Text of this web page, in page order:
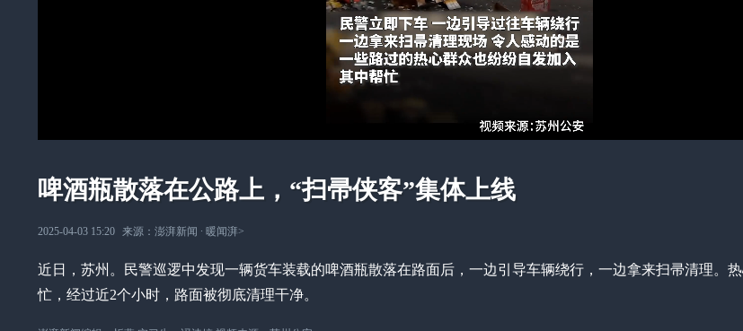
啤酒瓶散落在公路上，“扫帚侠客”集体上线
2025-04-03 15:20 来源： 澎湃新闻 ∙ 暖闻湃>
近日，苏州。民警巡逻中发现一辆货车装载的啤酒瓶散落在路面后，一边引导车辆绕行，一边拿来扫帚清理。
忙，经过近2个小时，路面被彻底清理干净。